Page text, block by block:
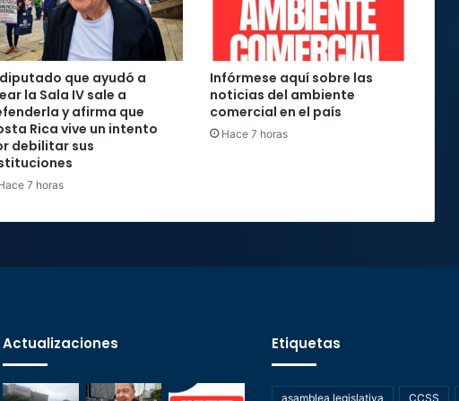
que ayudó a
la Sala IV sale a
y afirma que
Rica vive un intento
debilitar sus
7 horas
Infórmese aquí sobre las
noticias del ambiente
comercial en el país
Hace 7 horas
Actualizaciones Etiquetas
asamblea legislativa CCSS